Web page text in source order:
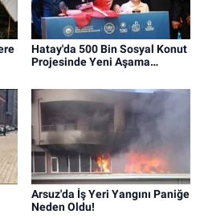
Hatay'da 500 Bin Sosyal Konut
Projesinde Yeni Aşama…
Arsuz'da İş Yeri Yangını Paniğe
Neden Oldu!